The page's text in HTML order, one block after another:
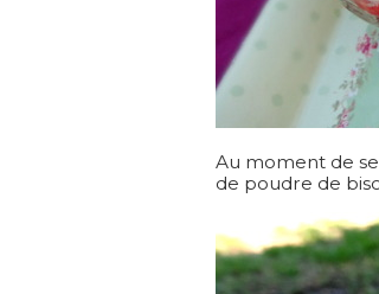
Au moment de
de poudre de